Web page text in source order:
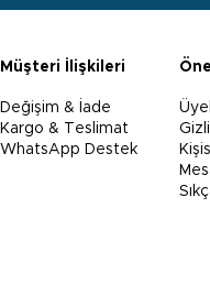
Müşteri İlişkileri
Değişim & İade
Kargo & Teslimat
WhatsApp Destek